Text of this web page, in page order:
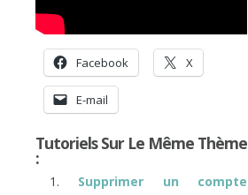
Facebook X
E-mail
Tutoriels Sur Le Même Thème
:
Supprimer un compte